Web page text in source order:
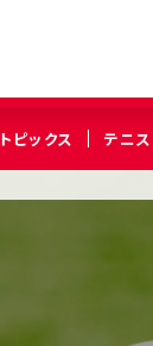
亀有
トピックス テニス